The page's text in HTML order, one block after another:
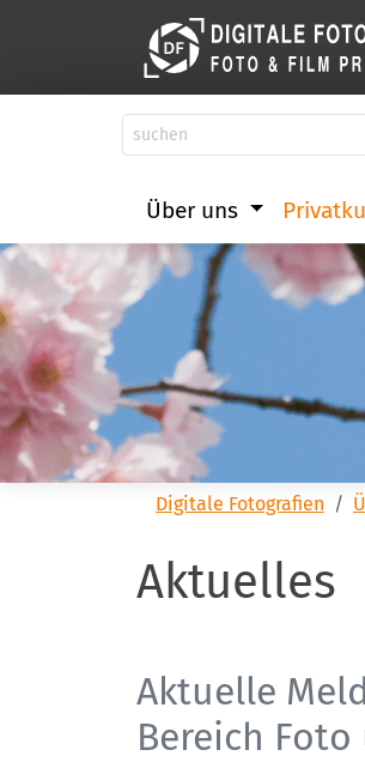
Über uns
Digitale Fotografien
Aktuelles
Aktuelle
Bereich